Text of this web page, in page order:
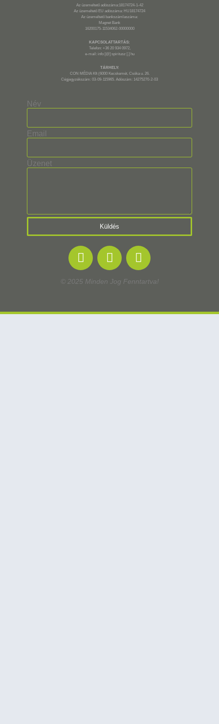
Az üzemeltető adószáma:18174724-1-42
Az üzemeltető EU adószáma: HU18174724
Az üzemeltető bankszámlaszáma:
Magnet Bank
16200175-11534062-00000000
KAPCSOLATTARTÁS:
Telefon: +36 20 934 0972,
e-mail: info [@] spiritusz [.] hu
TÁRHELY:
CON MÉDIA Kft (6000 Kecskemét, Csóka u. 26.
Cégjegyzékszám: 03-09-115965. Adószám: 14275270-2-03
Név
Email
Üzenet
Küldés
© 2025 Minden Jog Fenntartva!